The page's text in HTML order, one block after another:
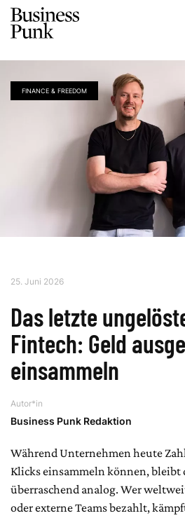
FINANCE & FREEDOM
25. Juni 2026
Das letzte
Fintech: Geld
einsammeln
Autor*in
Business Punk Redaktion
Während Unternehmen heute
Klicks einsammeln können, bleibt
überraschend analog. Wer
oder externe Teams bezahlt,